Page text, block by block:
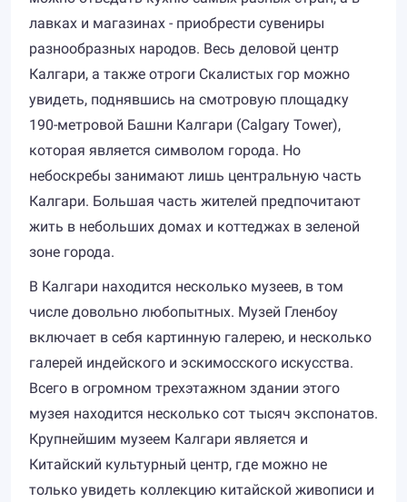
лавках и магазинах - приобрести сувениры
разнообразных народов. Весь деловой центр
Калгари, а также отроги Скалистых гор можно
увидеть, поднявшись на смотровую площадку
190-метровой Башни Калгари (Calgary Tower),
которая является символом города. Но
небоскребы занимают лишь центральную часть
Калгари. Большая часть жителей предпочитают
жить в небольших домах и коттеджах в зеленой
зоне города.
В Калгари находится несколько музеев, в том
числе довольно любопытных. Музей Гленбоу
включает в себя картинную галерею, и несколько
галерей индейского и эскимосского искусства.
Всего в огромном трехэтажном здании этого
музея находится несколько сот тысяч экспонатов.
Крупнейшим музеем Калгари является и
Китайский культурный центр, где можно не
только увидеть коллекцию китайской живописи и